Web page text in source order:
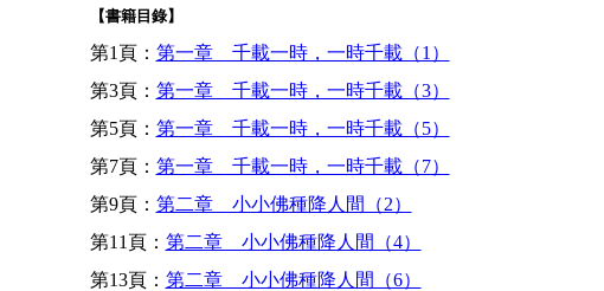
【書籍目錄】
第1頁： 第一章 千載一時，一時千載（1）
第3頁： 第一章 千載一時，一時千載（3）
第5頁： 第一章 千載一時，一時千載（5）
第7頁： 第一章 千載一時，一時千載（7）
第9頁： 第二章 小小佛種降人間（2）
第11頁： 第二章 小小佛種降人間（4）
第13頁： 第二章 小小佛種降人間（6）